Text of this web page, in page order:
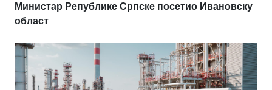
Министар Републике Српске посетио Ивановску
област